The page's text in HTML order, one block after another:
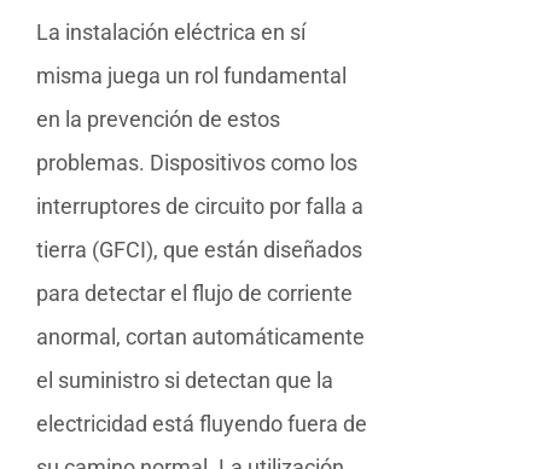
La instalación eléctrica en sí
misma juega un rol fundamental
en la prevención de estos
problemas. Dispositivos como los
interruptores de circuito por falla a
tierra (GFCI), que están diseñados
para detectar el flujo de corriente
anormal, cortan automáticamente
el suministro si detectan que la
electricidad está fluyendo fuera de